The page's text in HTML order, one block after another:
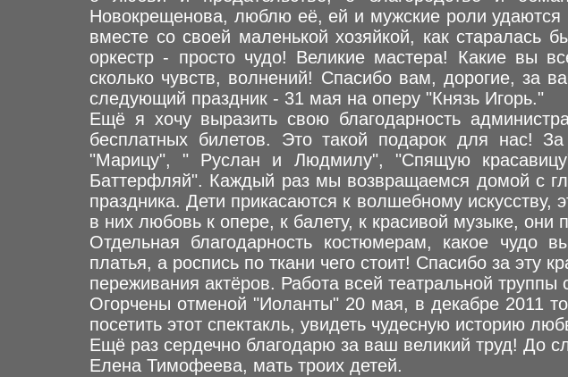
Новокрещенова, люблю её, ей и мужские роли удаются
вместе со своей маленькой хозяйкой, как старалась
оркестр - просто чудо! Великие мастера! Какие вы
сколько чувств, волнений! Спасибо вам, дорогие, за
следующий праздник - 31 мая на оперу "Князь Игорь."
Ещё я хочу выразить свою благодарность
бесплатных билетов. Это такой подарок для нас!
"Марицу", " Руслан и Людмилу", "Спящую
Баттерфляй". Каждый раз мы возвращаемся домой с
праздника. Дети прикасаются к волшебному
в них любовь к опере, к балету, к красивой музыке, они
Отдельная благодарность костюмерам, какое чудо
платья, а роспись по ткани чего стоит! Спасибо за эту
переживания актёров. Работа всей театральной
Огорчены отменой "Иоланты" 20 мая, в декабре 2011
посетить этот спектакль, увидеть чудесную историю
Ещё раз сердечно благодарю за ваш великий труд! До
Елена Тимофеева, мать троих детей.